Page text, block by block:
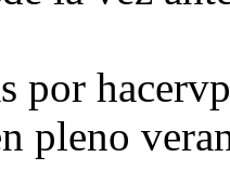
por
pleno